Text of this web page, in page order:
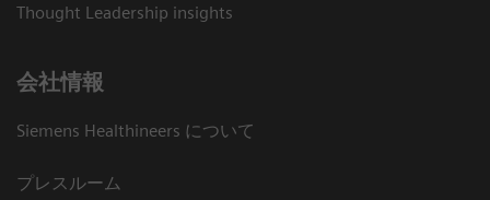
Thought Leadership insights
会社情報
Siemens Healthineers について
プレスルーム